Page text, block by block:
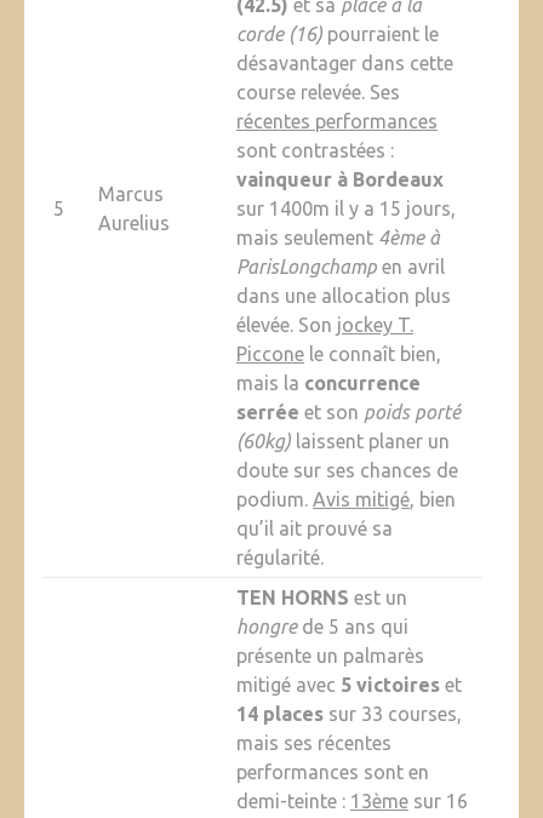
5
Marcus
Aurelius
(42.5) et sa place à la
corde (16)pourraient le
désavantager dans cette
course relevée. Ses
récentes performances
sont contrastées :
vainqueur à Bordeaux
sur 1400m il y a 15 jours,
mais seulement 4ème à
ParisLongchampen avril
dans une allocation plus
élevée. Son jockey T.
Picconele connaît bien,
mais la concurrence
serrée et son poids porté
(60kg)laissent planer un
doute sur ses chances de
podium. Avis mitigé, bien
qu’il ait prouvé sa
régularité.
TEN HORNS est un
hongrede 5 ans qui
présente un palmarès
mitigé avec 5 victoireset
14 placessur 33 courses,
mais ses récentes
performances sont en
demi-teinte : 13èmesur 16